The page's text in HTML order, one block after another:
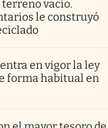
terreno vacío.
le construyó
en vigor la ley
forma habitual en